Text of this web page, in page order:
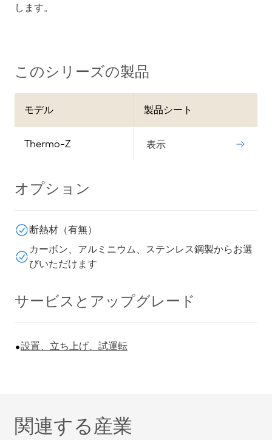
します。
このシリーズの製品
モデル 製品シート
Thermo-Z 表示
オプション
断熱材（有無）
カーボン、アルミニウム、ステンレス鋼製からお選
びいただけます
サービスとアップグレード
設置、立ち上げ、試運転
関連する産業